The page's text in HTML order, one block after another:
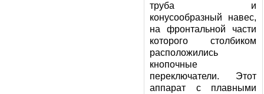
труба и
конусообразный навес,
на фронтальной части
которого столбиком
расположились
кнопочные
переключатели. Этот
аппарат с плавными